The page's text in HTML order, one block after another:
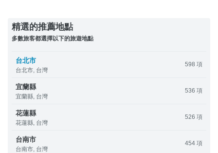
精選的推薦地點
多數旅客都選擇以下的旅遊地點
台北市
台北市, 台灣
598 項
宜蘭縣
宜蘭縣, 台灣
536 項
花蓮縣
花蓮縣, 台灣
526 項
台南市
台南市, 台灣
454 項